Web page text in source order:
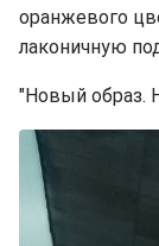
оранжевого
лаконичную
"Новый образ.